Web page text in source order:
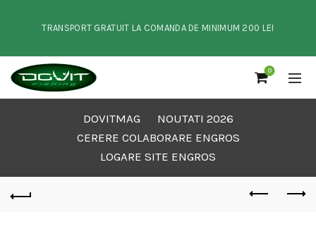
TRANSPORT GRATUIT LA COMANDA DE MINIMUM 200 LEI
0
DOVITMAG
NOUTATI 2026
CERERE COLABORARE ENGROS
LOGARE SITE ENGROS